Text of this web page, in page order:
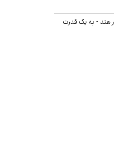
هند - به یک قدرت